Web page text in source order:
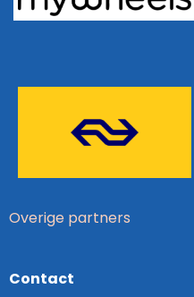
Overige partners
Contact